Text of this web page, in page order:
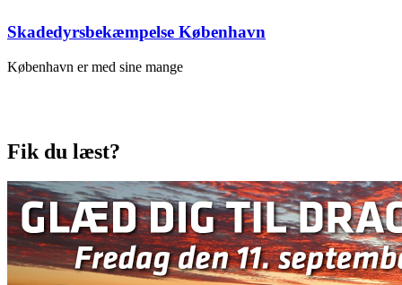
Skadedyrsbekæmpelse København
København er med sine mange
Fik du læst?